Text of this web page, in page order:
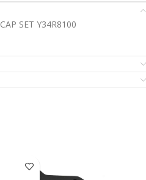
SET Y34R8100